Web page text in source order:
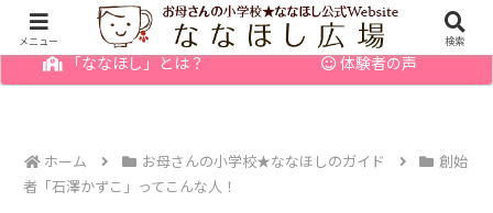
幼児の発達障害・育てにくい子のお悩みを解決
「ななほし」とは？ 体験者の声
ホーム お母さんの小学校★ななほしのガイド
創始
者「石澤かずこ」ってこんな人！
メニュー 検索